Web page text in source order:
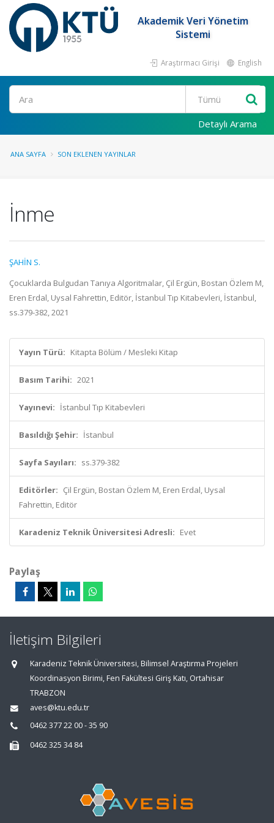
Akademik Veri Yönetim
Sistemi
Araştırmacı Girişi English
Ara
Detaylı Arama
ANA SAYFA SON EKLENEN YAYINLAR
İnme
ŞAHİN S.
Çocuklarda Bulgudan Tanıya Algoritmalar, Çil Ergün, Bostan Özlem M,
Eren Erdal, Uysal Fahrettin, Editör, İstanbul Tıp Kitabevleri, İstanbul,
ss.379-382, 2021
Yayın Türü: Kitapta Bölüm / Mesleki Kitap
Basım Tarihi: 2021
Yayınevi: İstanbul Tıp Kitabevleri
Basıldığı Şehir: İstanbul
Sayfa Sayıları: ss.379-382
Editörler: Çil Ergün, Bostan Özlem M, Eren Erdal, Uysal
Fahrettin, Editör
Karadeniz Teknik Üniversitesi Adresli: Evet
Paylaş
İletişim Bilgileri
Karadeniz Teknik Üniversitesi, Bilimsel Araştırma Projeleri
Koordinasyon Birimi, Fen Fakültesi Giriş Katı, Ortahisar
TRABZON
aves@ktu.edu.tr
0462 377 22 00 - 35 90
0462 325 34 84